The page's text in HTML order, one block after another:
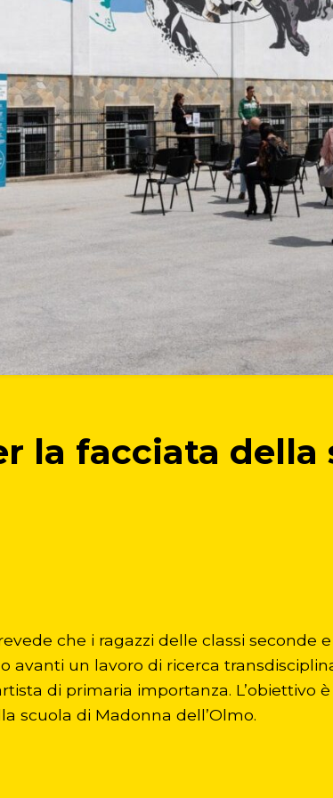
la facciata della
che i ragazzi delle classi seconde
avanti un lavoro di ricerca
di primaria importanza. L’obiettivo è
scuola di Madonna dell’Olmo.
Fondazione
Cassa di
Risparmio di
tel.: +39
0171.452711
info@fondazionecrc.it